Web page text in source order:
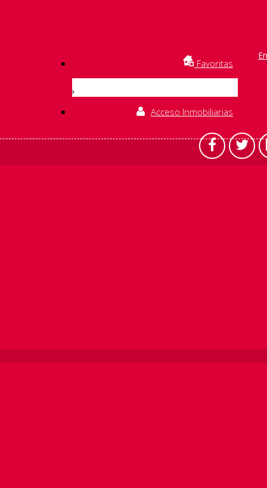
Favoritas
Acceso Inmobiliarias